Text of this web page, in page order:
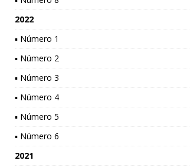
2022
▪ Número 1
▪ Número 2
▪ Número 3
▪ Número 4
▪ Número 5
▪ Número 6
2021